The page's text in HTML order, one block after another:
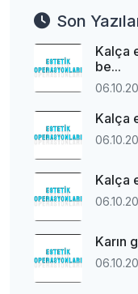
Son
Kalça
be...
Kalça
Kalça
Karın